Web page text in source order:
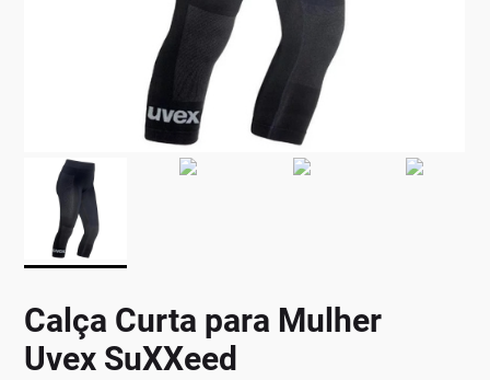
Calça Curta para Mulher
Uvex SuXXeed